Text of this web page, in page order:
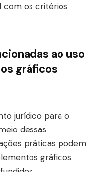
com os critérios
ao uso
gráficos
jurídico para o
dessas
práticas podem
gráficos